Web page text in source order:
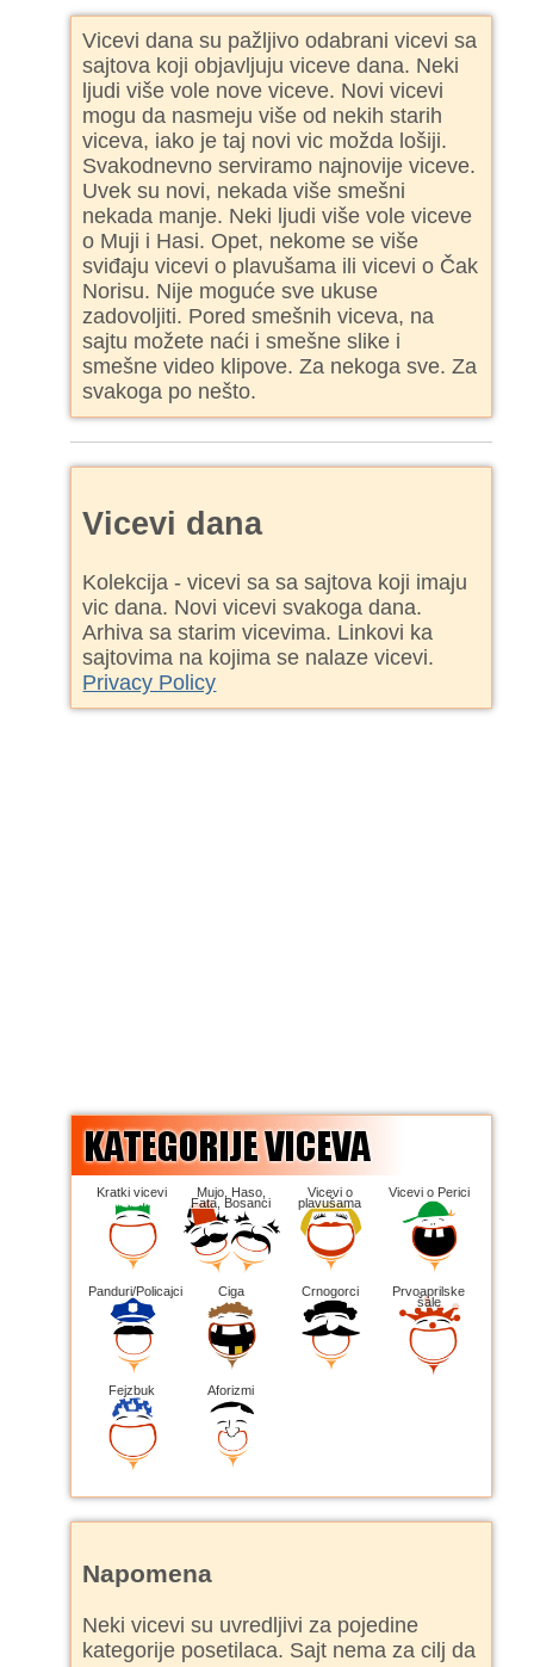
Vicevi dana su pažljivo odabrani vicevi sa
sajtova koji objavljuju viceve dana. Neki
ljudi više vole nove viceve. Novi vicevi
mogu da nasmeju više od nekih starih
viceva, iako je taj novi vic možda lošiji.
Svakodnevno serviramo najnovije viceve.
Uvek su novi, nekada više smešni
nekada manje. Neki ljudi više vole viceve
o Muji i Hasi. Opet, nekome se više
sviđaju vicevi o plavušama ili vicevi o Čak
Norisu. Nije moguće sve ukuse
zadovoljiti. Pored smešnih viceva, na
sajtu možete naći i smešne slike i
smešne video klipove. Za nekoga sve. Za
svakoga po nešto.
Vicevi dana
Kolekcija - vicevi sa sa sajtova koji imaju
vic dana. Novi vicevi svakoga dana.
Arhiva sa starim vicevima. Linkovi ka
sajtovima na kojima se nalaze vicevi.
Privacy Policy
Kratki vicevi Mujo, Haso,
Fata, Bosanci
Vicevi o
plavušama
Vicevi o Perici
Panduri/Policajci Ciga Crnogorci Prvoaprilske
šale
Fejzbuk Aforizmi
Napomena
Neki vicevi su uvredljivi za pojedine
kategorije posetilaca. Sajt nema za cilj da